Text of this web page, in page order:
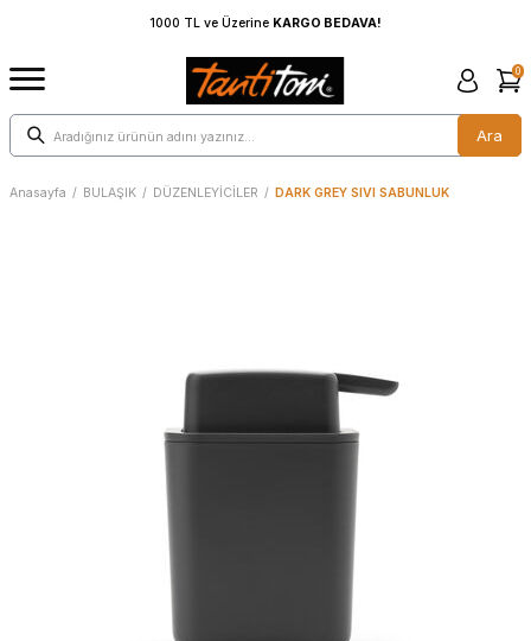
1000 TL ve ÜzerineKARGO BEDAVA!
Ara
0
Anasayfa / BULAŞIK / DÜZENLEYİCİLER / DARK GREY SIVI SABUNLUK